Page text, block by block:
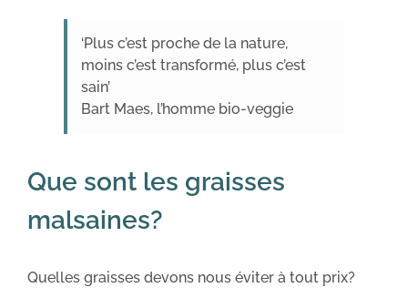
‘Plus c’est proche de la nature,
moins c’est transformé, plus c’est
sain’
Bart Maes, l’homme bio-veggie
Que sont les graisses
malsaines?
Quelles graisses devons nous éviter à tout prix?